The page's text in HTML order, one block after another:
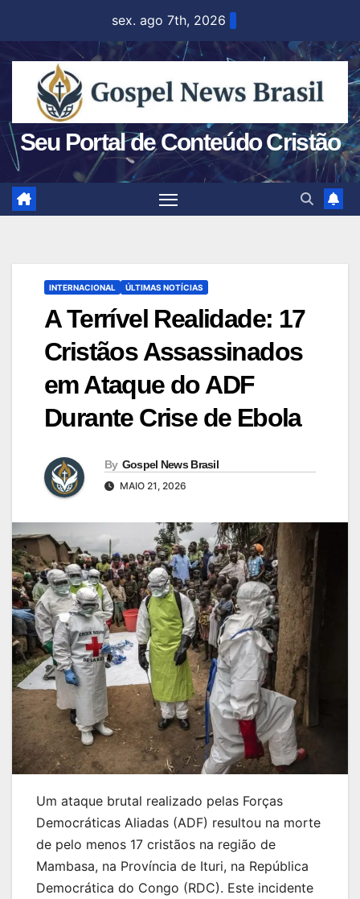
content
sex. ago 7th, 2026
Seu Portal de Conteúdo Cristão
INTERNACIONAL ÚLTIMAS NOTÍCIAS
A Terrível Realidade: 17
Cristãos Assassinados
em Ataque do ADF
Durante Crise de Ebola
By Gospel News Brasil
MAIO 21, 2026
Um ataque brutal realizado pelas Forças
Democráticas Aliadas (ADF) resultou na morte
de pelo menos 17 cristãos na região de
Mambasa, na Província de Ituri, na República
Democrática do Congo (RDC). Este incidente